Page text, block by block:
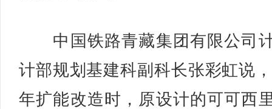
中国铁路青藏集团有限公司
计部规划基建科副科长张彩虹说
年扩能改造时，原设计的可可西